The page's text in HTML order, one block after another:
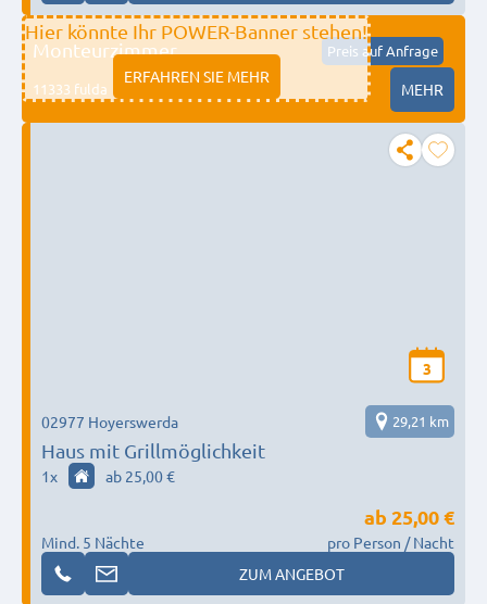
Hier könnte Ihr POWER-Banner stehen!
ERFAHREN SIE MEHR
Monteurzimmer Preis auf Anfrage
11333 fulda MEHR
3
Haus mit Grillmöglichkeit
02977 Hoyerswerda 29,21 km
1x ab 25,00 €
Mind. 5 Nächte
ab 25,00 €
pro Person / Nacht
ZUM ANGEBOT